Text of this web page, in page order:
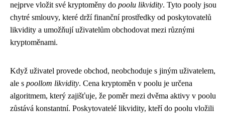
nejprve vložit své kryptoměny do poolu likvidity. Tyto pooly jsou
chytré smlouvy, které drží finanční prostředky od poskytovatelů
likvidity a umožňují uživatelům obchodovat mezi různými
kryptoměnami.
Když uživatel provede obchod, neobchoduje s jiným uživatelem,
ale s poollom likvidity. Cena kryptoměn v poolu je určena
algoritmem, který zajišťuje, že poměr mezi dvěma aktivy v poolu
zůstává konstantní. Poskytovatelé likvidity, kteří do poolu vložili